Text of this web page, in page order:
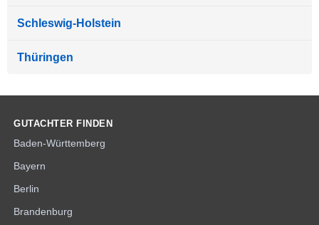
Schleswig-Holstein
Thüringen
GUTACHTER FINDEN
Baden-Württemberg
Bayern
Berlin
Brandenburg